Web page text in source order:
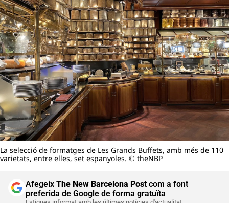
La selecció de formatges de Les Grands Buffets, amb més de 110
varietats, entre elles, set espanyoles. © theNBP
Afegeix The New Barcelona Postcom a font
preferida de Google de forma gratuïta